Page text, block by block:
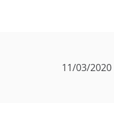
11/03/2020